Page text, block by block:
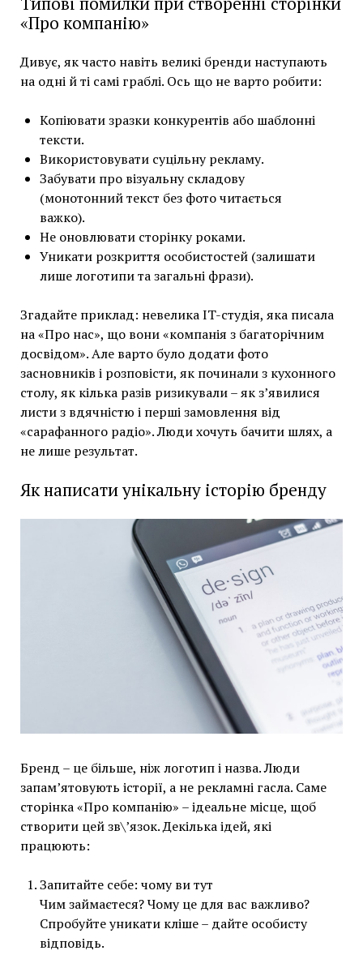
«Про компанію»
Дивує, як часто навіть великі бренди наступають
на одні й ті самі граблі. Ось що не варто робити:
Копіювати зразки конкурентів або шаблонні
тексти.
Використовувати суцільну рекламу.
Забувати про візуальну складову
(монотонний текст без фото читається
важко).
Не оновлювати сторінку роками.
Уникати розкриття особистостей (залишати
лише логотипи та загальні фрази).
Згадайте приклад: невелика IT-студія, яка писала
на «Про нас», що вони «компанія з багаторічним
досвідом». Але варто було додати фото
засновників і розповісти, як починали з кухонного
столу, як кілька разів ризикували – як з’явилися
листи з вдячністю і перші замовлення від
«сарафанного радіо». Люди хочуть бачити шлях, а
не лише результат.
Як написати унікальну історію бренду
Бренд – це більше, ніж логотип і назва. Люди
запам’ятовують історії, а не рекламні гасла. Саме
сторінка «Про компанію» – ідеальне місце, щоб
створити цей зв\’язок. Декілька ідей, які
працюють:
Запитайте себе: чому ви тут
Чим займаєтеся? Чому це для вас важливо?
Спробуйте уникати кліше – дайте особисту
відповідь.